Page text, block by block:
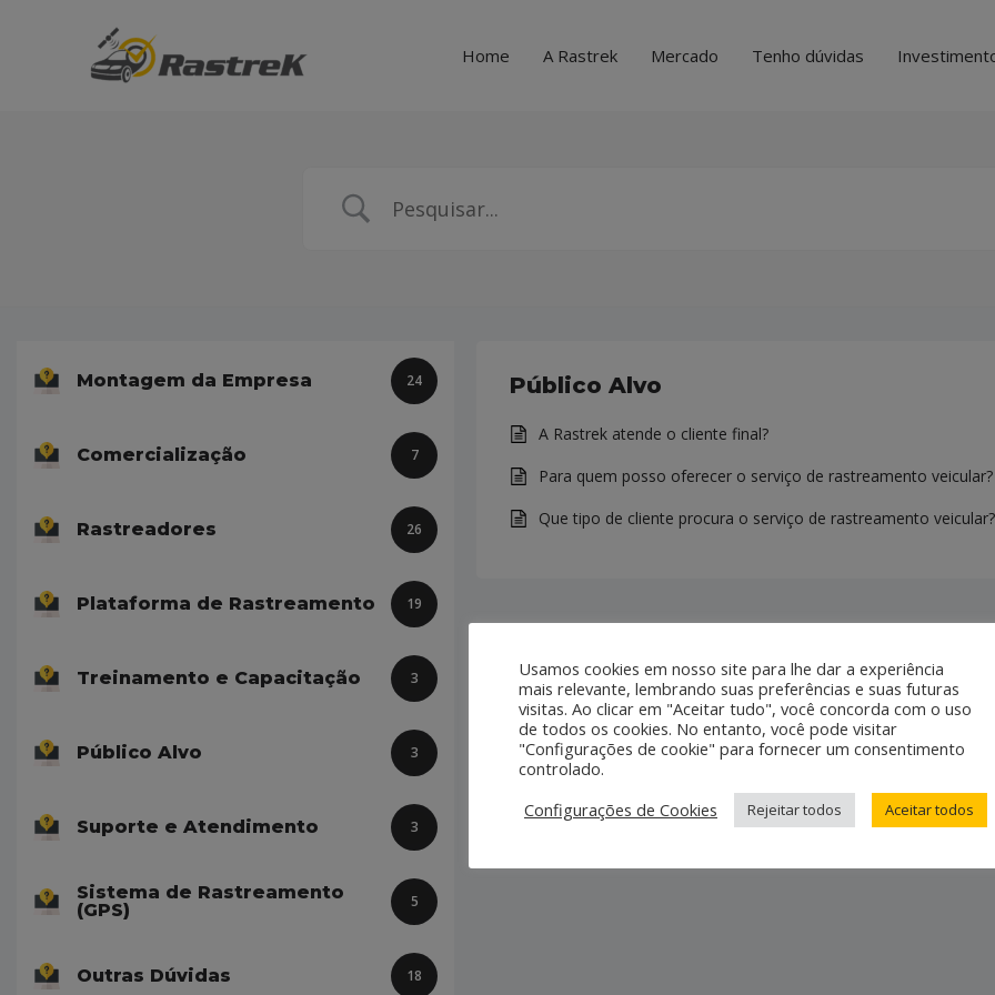
Home A Rastrek Mercado Tenho dúvidas
Montagem da Empresa 24
Comercialização 7
Rastreadores 26
Plataforma de Rastreamento 19
Treinamento e Capacitação 3
Público Alvo 3
Suporte e Atendimento 3
Sistema de Rastreamento
(GPS)
5
Outras Dúvidas 18
Público Alvo
A Rastrek atende o cliente final?
Para quem posso oferecer o serviço de rastreamento veicular?
Que tipo de cliente procura o serviço de rastreamento veicular?
Usamos cookies em nosso site para lhe dar a experiência
mais relevante, lembrando suas preferências e suas futuras
visitas. Ao clicar em "Aceitar tudo", você concorda com o uso
de todos os cookies. No entanto, você pode visitar
"Configurações de cookie" para fornecer um consentimento
controlado.
Configurações de Cookies
Rejeitar todos Aceitar todos